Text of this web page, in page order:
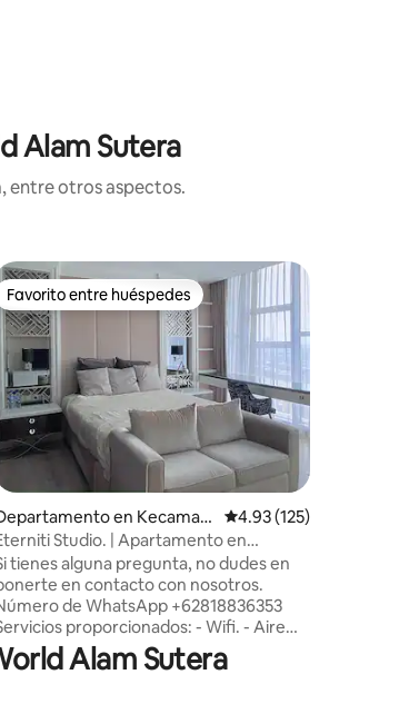
Alam Sutera
entre otros aspectos.
4.99 de 5; 104 evaluaciones
Favorito entre huéspedes
Favorito entre huéspedes
en Kecamata
Serpong Utara
Calificación promedio:
4.93 (125)
Studio. | Apartamento en
Alam Sutera
tienes alguna pregunta, no dudes en
en contacto con nosotros.
de WhatsApp +62818836353
proporcionados: - Wifi. - Aire
- Televisión - Calentador
agua. - Estufa eléctrica y utensilios. -
Alam Sutera